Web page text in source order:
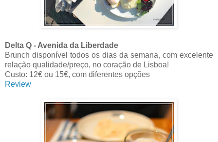
Delta Q - Avenida da Liberdade
Brunch disponível todos os dias da semana, com excelente
relação qualidade/preço, no coração de Lisboa!
Custo: 12€ ou 15€, com diferentes opções
Review